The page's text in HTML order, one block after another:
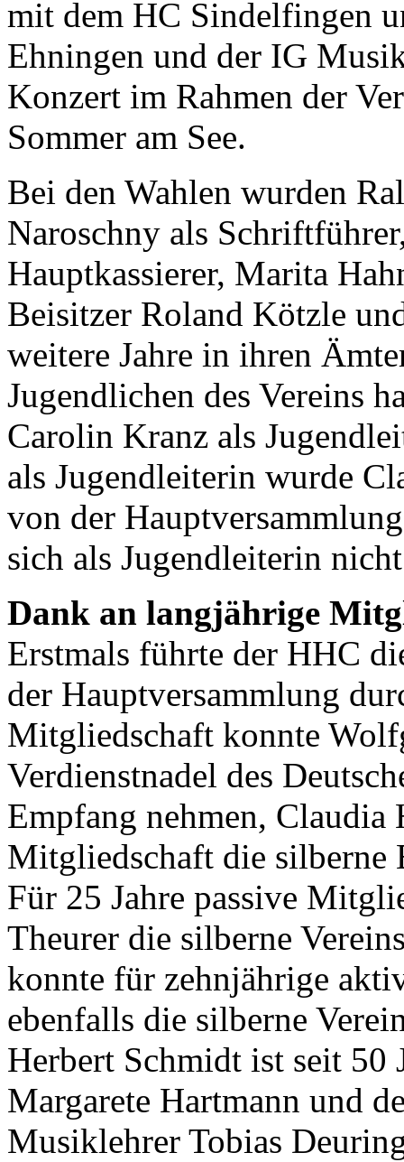
mit dem HC Sindelfingen
Ehningen und der IG
Konzert im Rahmen der
Sommer am See.
Bei den Wahlen wurden
Naroschny als
Hauptkassierer, Marita
Beisitzer Roland Kötzle
weitere Jahre in ihren
Jugendlichen des Vereins
Carolin Kranz als
als Jugendleiterin wurde
von der
sich als Jugendleiterin
Dank an langjährige
Erstmals führte der HHC
der Hauptversammlung
Mitgliedschaft konnte
Verdienstnadel des
Empfang nehmen, Claudia
Mitgliedschaft die silberne
Für 25 Jahre passive
Theurer die silberne
konnte für zehnjährige
ebenfalls die silberne
Herbert Schmidt ist seit
Margarete Hartmann und
Musiklehrer Tobias